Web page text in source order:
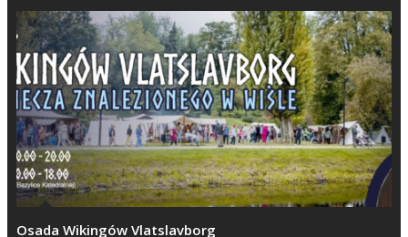
Osada Wikingów Vlatslavborg